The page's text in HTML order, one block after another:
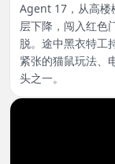
Agent 17，从高楼
层下降，闯入红色
脱。途中黑衣特工
紧张的猫鼠玩法、
头之一。